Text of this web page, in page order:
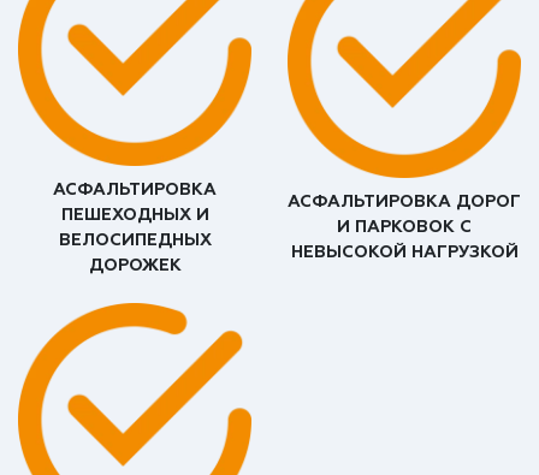
АСФАЛЬТИРОВКА
ПЕШЕХОДНЫХ И
ВЕЛОСИПЕДНЫХ
ДОРОЖЕК
АСФАЛЬТИРОВКА ДОРОГ
И ПАРКОВОК С
НЕВЫСОКОЙ НАГРУЗКОЙ